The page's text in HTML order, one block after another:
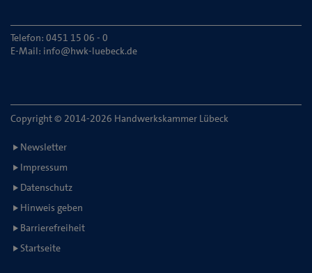
Telefon: 0451 15 06 - 0
E-Mail: info@hwk-luebeck.de
Copyright © 2014-2026 Handwerkskammer Lübeck
Newsletter
Impressum
Datenschutz
Hinweis geben
Barrierefreiheit
Startseite